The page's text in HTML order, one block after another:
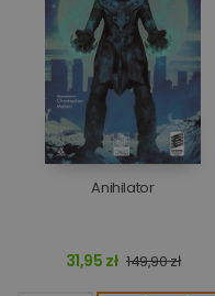
Anihilator
31,95 zł 149,90 zł